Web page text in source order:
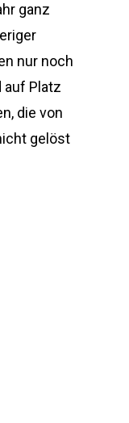
ganz
nur noch
auf Platz
die von
gelöst